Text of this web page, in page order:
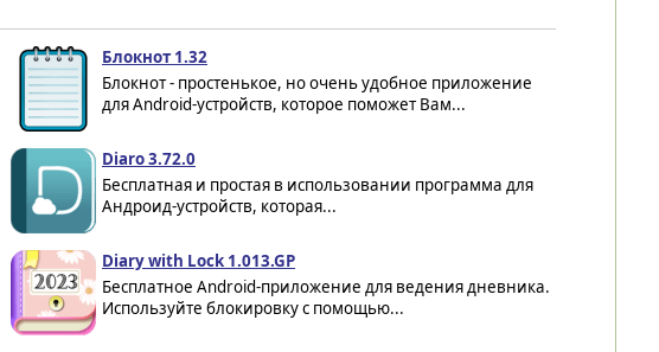
Блокнот 1.32
Блокнот - простенькое, но очень удобное приложение
для Android-устройств, которое поможет Вам...
Diaro 3.72.0
Бесплатная и простая в использовании программа для
Андроид-устройств, которая...
Diary with Lock 1.013.GP
Бесплатное Android-приложение для ведения дневника.
Используйте блокировку с помощью...